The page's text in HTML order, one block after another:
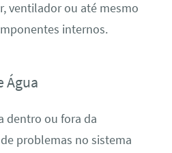
ventilador ou até mesmo
internos.
Água
dentro ou fora da
problemas no sistema